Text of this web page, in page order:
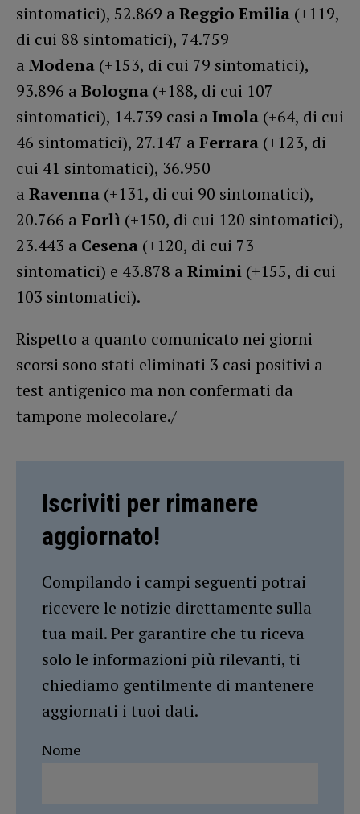
sintomatici), 52.869 a Reggio Emilia (+119,
di cui 88 sintomatici), 74.759
a Modena (+153, di cui 79 sintomatici),
93.896 a Bologna (+188, di cui 107
sintomatici), 14.739 casi a Imola (+64, di cui
46 sintomatici), 27.147 a Ferrara (+123, di
cui 41 sintomatici), 36.950
a Ravenna (+131, di cui 90 sintomatici),
20.766 a Forlì (+150, di cui 120 sintomatici),
23.443 a Cesena (+120, di cui 73
sintomatici) e 43.878 a Rimini (+155, di cui
103 sintomatici).
Rispetto a quanto comunicato nei giorni
scorsi sono stati eliminati 3 casi positivi a
test antigenico ma non confermati da
tampone molecolare./
Iscriviti per rimanere
aggiornato!
Compilando i campi seguenti potrai
ricevere le notizie direttamente sulla
tua mail. Per garantire che tu riceva
solo le informazioni più rilevanti, ti
chiediamo gentilmente di mantenere
aggiornati i tuoi dati.
Nome